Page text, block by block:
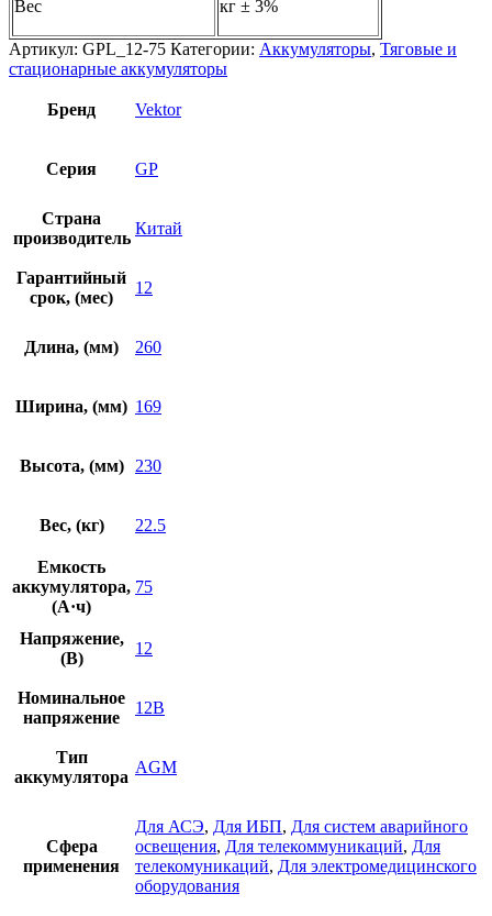
Вес кг ± 3%
Артикул: GPL_12-75 Категории: Аккумуляторы, Тяговые и
стационарные аккумуляторы
Бренд Vektor
Серия GP
Страна
производитель
Китай
Гарантийный
срок, (мес)
12
Длина, (мм) 260
Ширина, (мм) 169
Высота, (мм) 230
Вес, (кг) 22.5
Емкость
аккумулятора,
(А·ч)
75
Напряжение,
(В)
12
Номинальное
напряжение
12В
Тип
аккумулятора
AGM
Сфера
применения
Для АСЭ, Для ИБП, Для систем аварийного
освещения, Для телекоммуникаций, Для
телекомуникаций, Для электромедицинского
оборудования